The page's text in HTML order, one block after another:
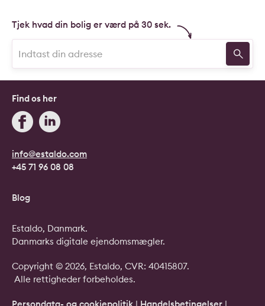
Tjek hvad din bolig er værd på 30 sek.
info@estaldo.com
+45 71 96 08 08
Find os her
Blog
Copyright © 2026, Estaldo, CVR: 40415807.
Alle rettigheder forbeholdes.
Persondata- og cookiepolitik | Handelsbetingelser |
Estaldo, Danmark.
Danmarks digitale ejendomsmægler.